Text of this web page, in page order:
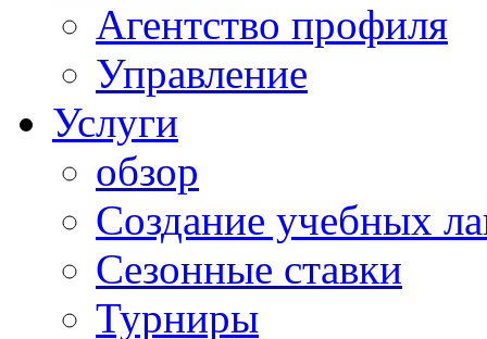
Агентство профиля
Управление
Услуги
обзор
Создание учебных
Сезонные ставки
Турниры